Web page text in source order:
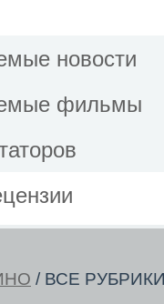
новости
фильмы
/ ВСЕ